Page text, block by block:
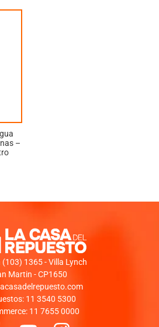
–
(103) 1365 - Villa Lynch
Martin - CP1650
11 3540 5300
11 7655 0000